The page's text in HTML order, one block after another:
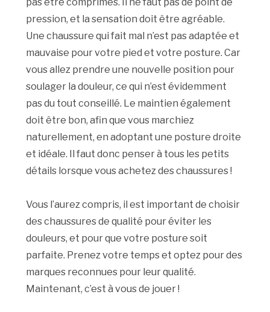
pression, et la sensation doit être agréable.
Une chaussure qui fait mal n’est pas adaptée et
mauvaise pour votre pied et votre posture. Car
vous allez prendre une nouvelle position pour
soulager la douleur, ce qui n’est évidemment
pas du tout conseillé. Le maintien également
doit être bon, afin que vous marchiez
naturellement, en adoptant une posture droite
et idéale. Il faut donc penser à tous les petits
détails lorsque vous achetez des chaussures !
Vous l’aurez compris, il est important de choisir
des chaussures de qualité pour éviter les
douleurs, et pour que votre posture soit
parfaite. Prenez votre temps et optez pour des
marques reconnues pour leur qualité.
Maintenant, c’est à vous de jouer !